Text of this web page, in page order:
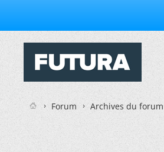
Forum Archives du forum